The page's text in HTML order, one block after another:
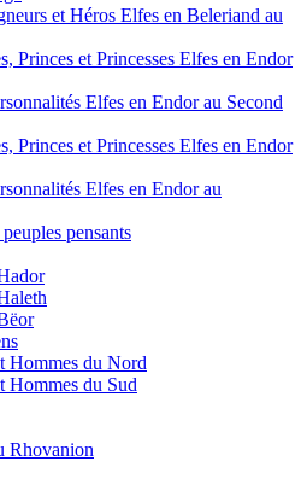
et Héros Elfes en Beleriand au
Princes et Princesses Elfes en Endor
Elfes en Endor au Second
Princes et Princesses Elfes en Endor
Elfes en Endor au
pensants
Hommes du Nord
Hommes du Sud
Rhovanion